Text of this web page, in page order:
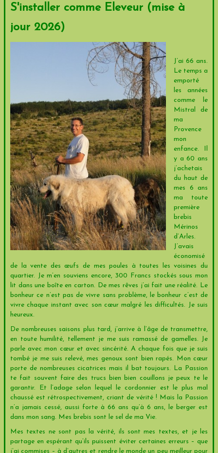
S'installer comme Eleveur (mise à
jour 2026)
J’ai 66 ans.
Le temps a
emporté
les années
comme le
Mistral de
ma
Provence
mon
enfance. Il
y a 60 ans
j’achetais
du haut de
mes 6 ans
ma toute
première
brebis
Mérinos
d’Arles.
J’avais
économisé
de la vente des œufs de mes poules à toutes les voisines du
quartier. Je m’en souviens encore, 300 Francs stockés sous mon
lit dans une boîte en carton. De mes rêves j’ai fait une réalité. Le
bonheur ce n’est pas de vivre sans problème, le bonheur c’est de
vivre chaque instant avec son cœur malgré les difficultés. Je suis
heureux.
De nombreuses saisons plus tard, j’arrive à l’âge de transmettre,
en toute humilité, tellement je me suis ramassé de gamelles. Je
parle avec mon cœur et avec sincérité. A chaque fois que je suis
tombé je me suis relevé, mes genoux sont bien rapés. Mon cœur
porte de nombreuses cicatrices mais il bat toujours. La Passion
te fait souvent faire des trucs bien bien couillons je peux te le
garantir. Et l’adage selon lequel le cordonnier est le plus mal
chaussé est rétrospectivement, criant de vérité ! Mais la Passion
n’a jamais cessé, aussi forte à 66 ans qu’à 6 ans, le berger est
dans mon sang. Mes brebis sont le sel de ma Vie.
Mes textes ne sont pas la vérité, ils sont mes textes, et je les
partage en espérant qu’ils puissent éviter certaines erreurs – que
j’ai commises – à d’autres et rendre le monde un peu meilleur pour